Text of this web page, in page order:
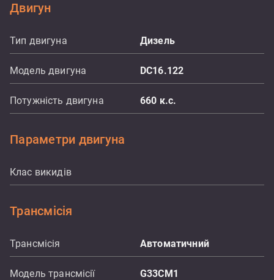
Двигун
Тип двигуна Дизель
Модель двигуна DC16.122
Потужність двигуна 660 к.с.
Параметри двигуна
Клас викидів
Трансмісія
Трансмісія Автоматичний
Модель трансмісії G33CM1